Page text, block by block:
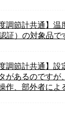
調節計共通】温
証）の対象品で
調節計共通】設
があるのですが
作、部外者によ